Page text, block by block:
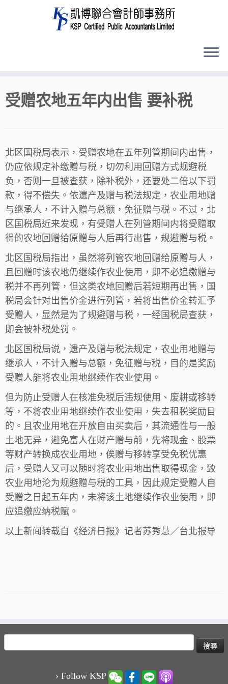
to
content
受赠农地五年内出售 要补税
北区国税局表示，受赠农地在五年列管期间内出售，
仍应依规定补缴赠与税，切勿利用回赠方式规避税
负，否则一旦被查获，除补税外，还要处二倍以下罚
款，得不偿失。依遗产及赠与税法规定，农业用地赠
与继承人，不计入赠与总额，免征赠与税。不过，北
区国税局近来发现，有受赠人在列管期间内将受赠取
得的农地回赠给原赠与人后再行出售，规避赠与税。
北区国税局指出，虽然将列管农地回赠给原赠与人，
且回赠时该农地仍继续作农业使用，即不必追缴赠与
税并不再列管，但这类农地回赠后若短期再出售，国
税局会针对出售价金进行列管，若将出售价金转汇予
受赠人，显然是为了规避赠与税，一经国税局查获，
即会被补税处罚。
北区国税局说，遗产及赠与税法规定，农业用地赠与
继承人，不计入赠与总额，免征赠与税，目的是奖励
受赠人能将农业用地继续作农业使用。
但为防止受赠人在核准免税后违规使用、废耕或移转
等，不将农业用地继续作农业使用，失去租税奖励目
的。且农业用地在开放自由买卖后，其流通性与一般
土地无异，避免富人在财产赠与前，先将现金、股票
等财产转换成农业用地，俟赠与移转享受免税优惠
后，受赠人又可以随时将农业用地出售取得现金，致
农业用地沦为规避赠与税的工具，因此规定受赠人自
受赠之日起五年内，未将该土地继续作农业使用，即
应追缴应纳税赋。
以上新闻转载自《经济日报》记者苏秀慧／台北报导
尋
› Follow KSP